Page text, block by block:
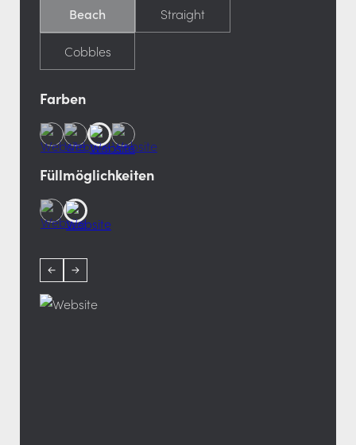
Beach Straight
Cobbles
Farben
Füllmöglichkeiten